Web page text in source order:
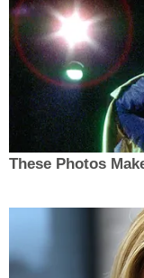
These Photos